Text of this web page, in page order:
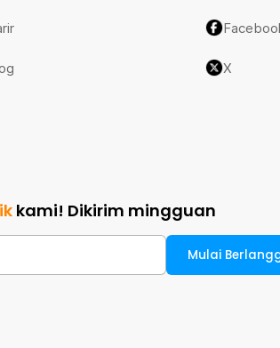
X
kami! Dikirim mingguan
Mulai